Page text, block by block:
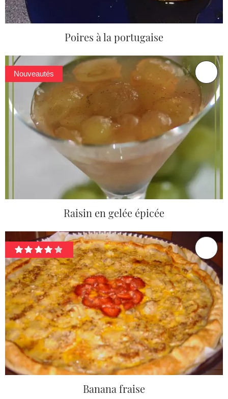
Poires à la portugaise
Nouveautés
Raisin en gelée épicée
Banana fraise